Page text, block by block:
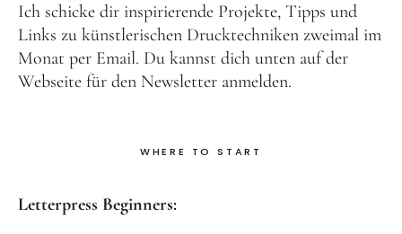
Ich schicke dir inspirierende Projekte, Tipps und
Links zu künstlerischen Drucktechniken zweimal im
Monat per Email. Du kannst dich unten auf der
Webseite für den Newsletter anmelden.
WHERE TO START
Letterpress Beginners: